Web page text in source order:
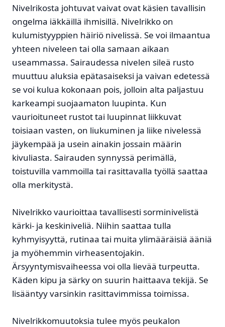
Nivelrikosta johtuvat vaivat ovat käsien tavallisin
ongelma iäkkäillä ihmisillä. Nivelrikko on
kulumistyyppien häiriö nivelissä. Se voi ilmaantua
yhteen niveleen tai olla samaan aikaan
useammassa. Sairaudessa nivelen sileä rusto
muuttuu aluksia epätasaiseksi ja vaivan edetessä
se voi kulua kokonaan pois, jolloin alta paljastuu
karkeampi suojaamaton luupinta. Kun
vaurioituneet rustot tai luupinnat liikkuvat
toisiaan vasten, on liukuminen ja liike nivelessä
jäykempää ja usein ainakin jossain määrin
kivuliasta. Sairauden synnyssä perimällä,
toistuvilla vammoilla tai rasittavalla työllä saattaa
olla merkitystä.
Nivelrikko vaurioittaa tavallisesti sorminivelistä
kärki- ja keskiniveliä. Niihin saattaa tulla
kyhmyisyyttä, rutinaa tai muita ylimääräisiä ääniä
ja myöhemmin virheasentojakin.
Ärsyyntymisvaiheessa voi olla lievää turpeutta.
Käden kipu ja särky on suurin haittaava tekijä. Se
lisääntyy varsinkin rasittavimmissa toimissa.
Nivelrikkomuutoksia tulee myös peukalon